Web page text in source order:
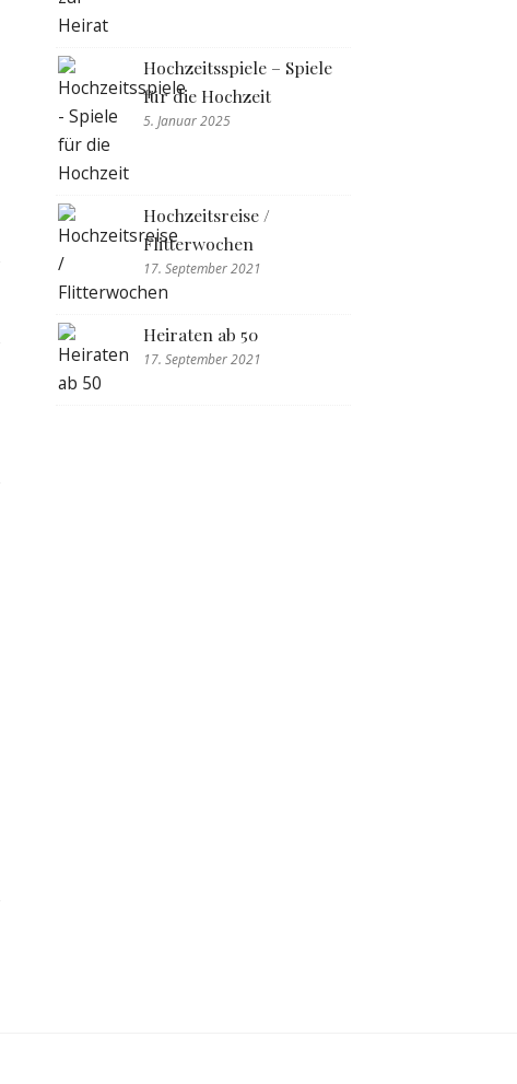
Hochzeitsspiele – Spiele
für die Hochzeit
5. Januar 2025
Hochzeitsreise /
Flitterwochen
17. September 2021
Heiraten ab 50
17. September 2021